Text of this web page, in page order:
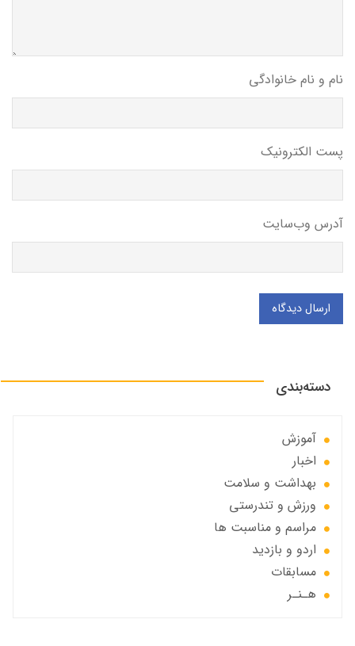
نام و نام خانوادگی
پست الکترونیک
آدرس وب‌سایت
ارسال دیدگاه
دسته‌بندی
آموزش
اخبار
بهداشت و سلامت
ورزش و تندرستی
مراسم و مناسبت ها
اردو و بازدید
مسابقات
هـنـر